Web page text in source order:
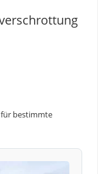
für bestimmte